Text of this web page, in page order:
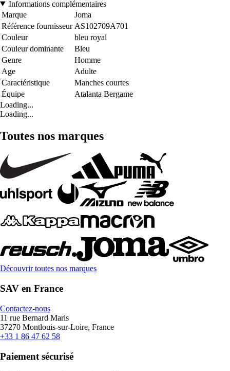
Informations complémentaires
Marque
Joma
Référence fournisseur AS102709A701
Couleur
bleu royal
Couleur dominante
Bleu
Genre
Homme
Age
Adulte
Caractéristique
Manches courtes
Équipe
Atalanta Bergame
Loading...
Loading...
Toutes nos marques
Découvrir toutes nos marques
SAV en France
Contactez-nous
11 rue Bernard Maris
37270 Montlouis-sur-Loire, France
+33 1 86 47 62 58
Paiement sécurisé